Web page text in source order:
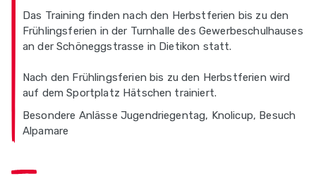
Das Training finden nach den Herbstferien bis zu den
Frühlingsferien in der Turnhalle des Gewerbeschulhauses
an der Schöneggstrasse in Dietikon statt.
Nach den Frühlingsferien bis zu den Herbstferien wird
auf dem Sportplatz Hätschen trainiert.
Besondere Anlässe Jugendriegentag, Knolicup, Besuch
Alpamare